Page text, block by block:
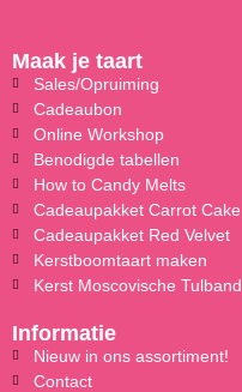
Maak je taart
Sales/Opruiming
Cadeaubon
Online Workshop
Benodigde tabellen
How to Candy Melts
Cadeaupakket Carrot Cake
Cadeaupakket Red Velvet
Kerstboomtaart maken
Kerst Moscovische Tulband
Informatie
Nieuw in ons assortiment!
Contact